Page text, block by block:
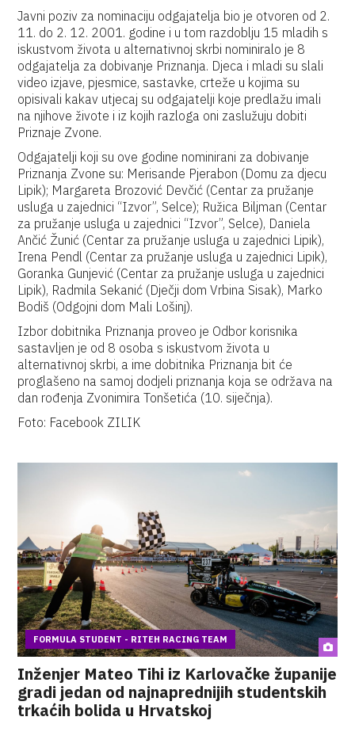
Javni poziv za nominaciju odgajatelja bio je otvoren od 2.
11. do 2. 12. 2001. godine i u tom razdoblju 15 mladih s
iskustvom života u alternativnoj skrbi nominiralo je 8
odgajatelja za dobivanje Priznanja. Djeca i mladi su slali
video izjave, pjesmice, sastavke, crteže u kojima su
opisivali kakav utjecaj su odgajatelji koje predlažu imali
na njihove živote i iz kojih razloga oni zaslužuju dobiti
Priznaje Zvone.
Odgajatelji koji su ove godine nominirani za dobivanje
Priznanja Zvone su: Merisande Pjerabon (Domu za djecu
Lipik); Margareta Brozović Devčić (Centar za pružanje
usluga u zajednici “Izvor”, Selce); Ružica Biljman (Centar
za pružanje usluga u zajednici “Izvor”, Selce), Daniela
Ančić Žunić (Centar za pružanje usluga u zajednici Lipik),
Irena Pendl (Centar za pružanje usluga u zajednici Lipik),
Goranka Gunjević (Centar za pružanje usluga u zajednici
Lipik), Radmila Sekanić (Dječji dom Vrbina Sisak), Marko
Bodiš (Odgojni dom Mali Lošinj).
Izbor dobitnika Priznanja proveo je Odbor korisnika
sastavljen je od 8 osoba s iskustvom života u
alternativnoj skrbi, a ime dobitnika Priznanja bit će
proglašeno na samoj dodjeli priznanja koja se održava na
dan rođenja Zvonimira Tonšetića (10. siječnja).
Foto: Facebook ZILIK
FORMULA STUDENT - RITEH RACING TEAM
Inženjer Mateo Tihi iz Karlovačke županije
gradi jedan od najnaprednijih studentskih
trkaćih bolida u Hrvatskoj